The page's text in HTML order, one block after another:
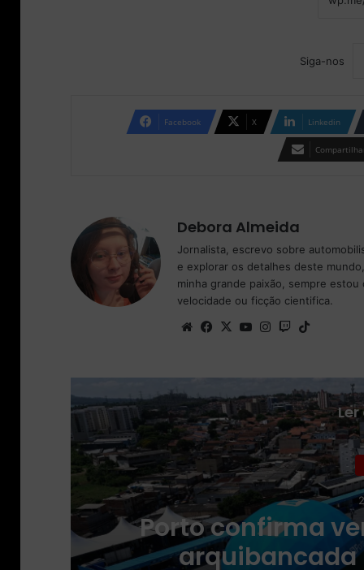
Siga-nos
Facebook X Linkedin
Debora Almeida
Jornalista, escrevo sobre
e explorar os detalhes deste
minha grande paixão, sempre
velocidade ou ficção cientifica.
We Fa
X
Yo Ins Tw
Porto confirma
arquibancada